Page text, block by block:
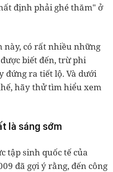
định phải ghé thăm" ở
này, có rất nhiều những
biết đến, trừ phi
đứng ra tiết lộ. Và dưới
hãy thử tìm hiểu xem
là sáng sớm
tập sinh quốc tế của
đã gợi ý rằng, đến công